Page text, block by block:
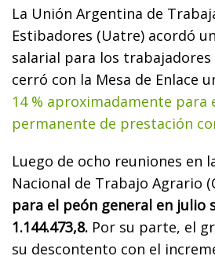
La Unión Argentina de
Estibadores (Uatre) acordó
salarial para los
cerró con la Mesa de Enlace
14 % aproximadamente para
permanente de prestación
Luego de ocho reuniones en
Nacional de Trabajo Agrario
para el peón general en julio
1.144.473,8. Por su parte, el
su descontento con el